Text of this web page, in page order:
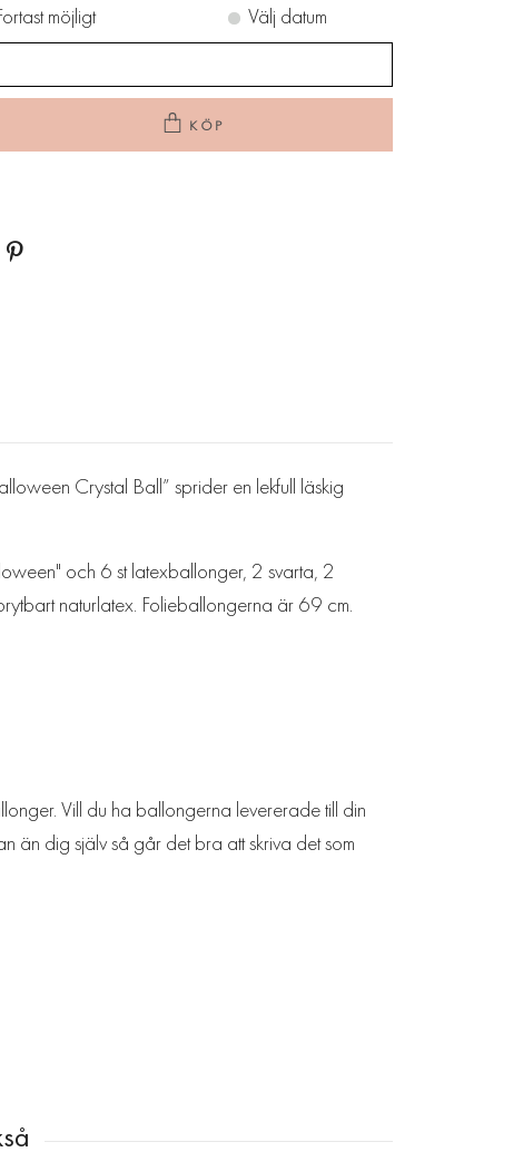
möjligt
Välj datum
KÖP
Crystal Ball” sprider en lekfull läskig
och 6 st latexballonger, 2 svarta, 2
naturlatex. Folieballongerna är 69 cm.
Vill du ha ballongerna levererade till din
än dig själv så går det bra att skriva det som